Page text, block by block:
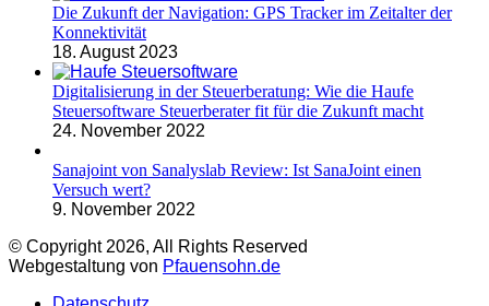
Die Zukunft der Navigation: GPS Tracker im Zeitalter der
Konnektivität
18. August 2023
Digitalisierung in der Steuerberatung: Wie die Haufe
Steuersoftware Steuerberater fit für die Zukunft macht
24. November 2022
Sanajoint von Sanalyslab Review: Ist SanaJoint einen
Versuch wert?
9. November 2022
© Copyright 2026, All Rights Reserved
Webgestaltung von Pfauensohn.de